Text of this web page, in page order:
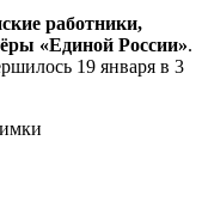
работники,
«Единой России».
19 января в 3